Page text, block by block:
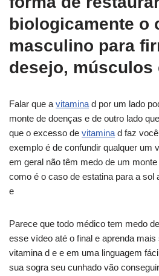
biologicamente o
masculino para
desejo, músculos
Falar que a vitamina d por um lado
monte de doenças e de outro lado
que o excesso de vitamina d faz
exemplo é de confundir qualquer um
em geral não têm medo de um
como é o caso de estatina para a sol
e
Parece que todo médico tem medo
esse vídeo até o final e aprenda
vitamina d e e em uma linguagem
sua sogra seu cunhado vão